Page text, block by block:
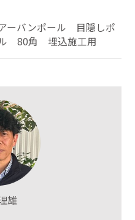
ーバンポール 目隠しポ
80角 埋込施工用
雄